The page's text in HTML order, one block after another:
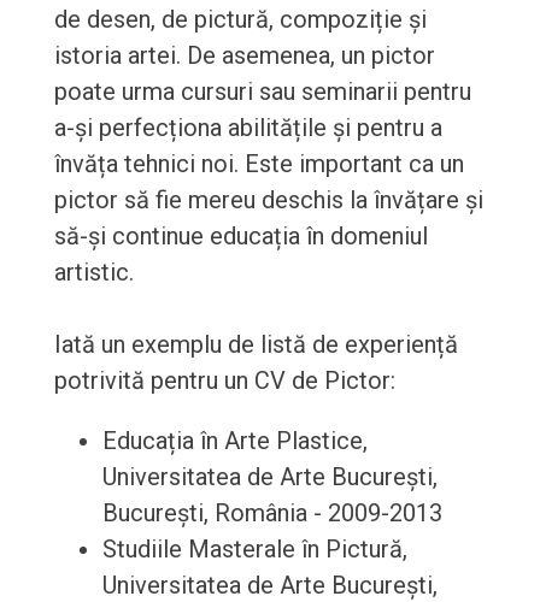
de desen, de pictură, compoziție și
istoria artei. De asemenea, un pictor
poate urma cursuri sau seminarii pentru
a-și perfecționa abilitățile și pentru a
învăța tehnici noi. Este important ca un
pictor să fie mereu deschis la învățare și
să-și continue educația în domeniul
artistic.
Iată un exemplu de listă de experiență
potrivită pentru un CV de Pictor:
Educația în Arte Plastice,
Universitatea de Arte București,
București, România - 2009-2013
Studiile Masterale în Pictură,
Universitatea de Arte București,